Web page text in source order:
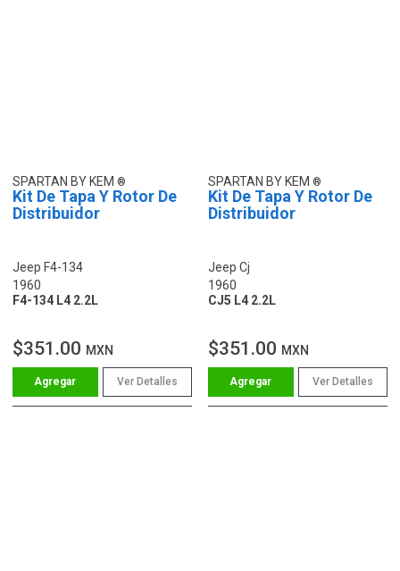
SPARTAN BY KEM
Kit De Tapa Y Rotor De
Distribuidor
Jeep F4-134
1960
F4-134 L4 2.2L
$351.00 MXN
Ver Detalles
SPARTAN BY KEM
Kit De Tapa Y Rotor De
Distribuidor
Jeep Cj
1960
CJ5 L4 2.2L
$351.00 MXN
Ver Detalles